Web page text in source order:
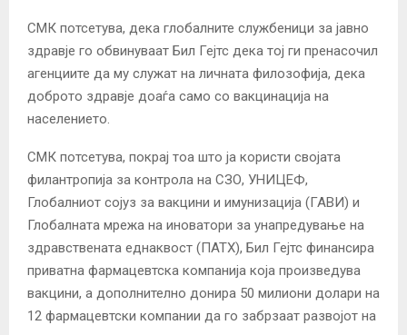
СМК потсетува, дека глобалните службеници за јавно
здравје го обвинуваат Бил Гејтс дека тој ги пренасочил
агенциите да му служат на личната филозофија, дека
доброто здравје доаѓа само со вакцинација на
населението.
СМК потсетува, покрај тоа што ја користи својата
филантропија за контрола на СЗО, УНИЦЕФ,
Глобалниот сојуз за вакцини и имунизација (ГАВИ) и
Глобалната мрежа на иноватори за унапредување на
здравствената еднаквост (ПАТХ), Бил Гејтс финансира
приватна фармацевтска компанија која произведува
вакцини, а дополнително донира 50 милиони долари на
12 фармацевтски компании да го забрзаат развојот на